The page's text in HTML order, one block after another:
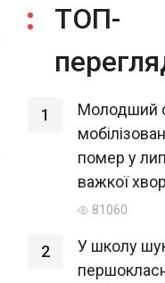
ТОП-
1
Молодший
помер у
важкої
81060
2
У школу